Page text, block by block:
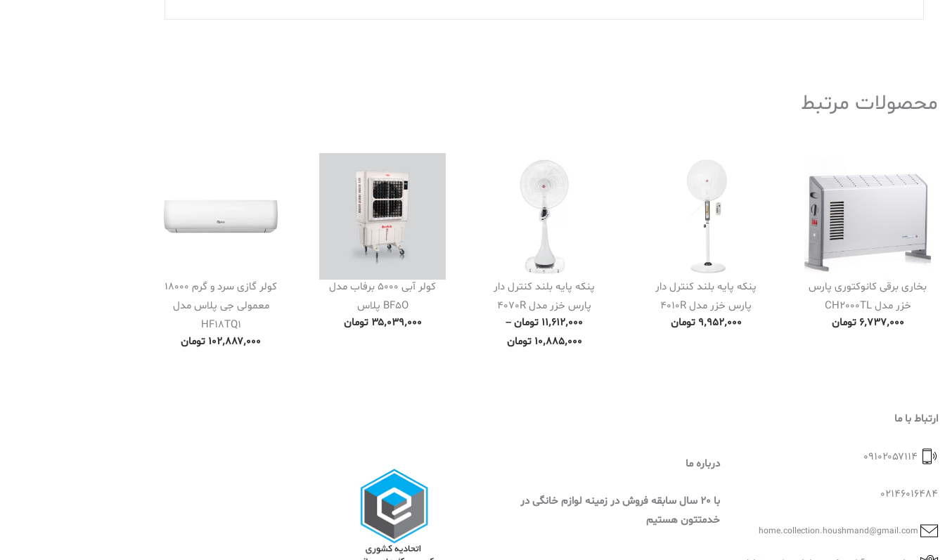
محصولات مرتبط
بخاری برقی کانوکتوری پارس
خزر مدل CH2000TL
۶٬۷۳۷٬۰۰۰ تومان
پنکه پایه بلند کنترل دار
پارس خزر مدل 4010R
۹٬۹۵۲٬۰۰۰ تومان
پنکه پایه بلند کنترل دار
پارس خزر مدل 4070R
۱۱٬۶۱۲٬۰۰۰ تومان–
۱۰٬۸۸۵٬۰۰۰ تومان
P
r
کولر آبی 5000 برفاب مدل
BF5O پلاس
۳۵٬۰۳۹٬۰۰۰ تومان
کولر گازی سرد و گرم 18000
معمولی جی پلاس مدل
HF18TQ1
۱۰۲٬۸۸۷٬۰۰۰ تومان
ارتباط با ما
02146016484
درباره ما
با 20 سال سابقه فروش در زمینه لوازم خانگی در
خدمتتون هستیم